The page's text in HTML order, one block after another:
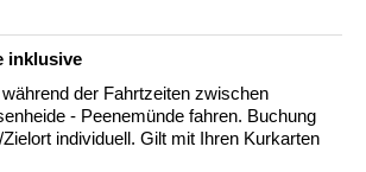
inklusive
der Fahrtzeiten zwischen
- Peenemünde fahren. Buchung
individuell. Gilt mit Ihren Kurkarten